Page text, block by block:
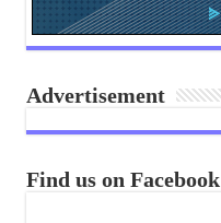
Advertisement
Find us on Facebook